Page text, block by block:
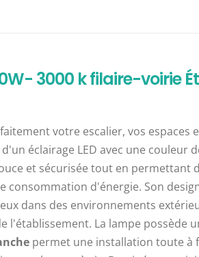
3000 k filaire-voirie
votre escalier, vos espaces
éclairage LED avec une couleur
et sécurisée tout en permettant
consommation d'énergie. Son
dans des environnements
l'établissement. La lampe possède
permet une installation toute à